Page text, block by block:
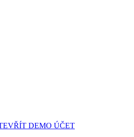
DEMO ÚČET